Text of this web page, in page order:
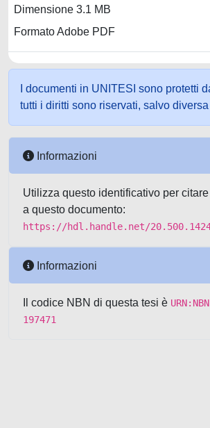
Dimensione 3.1 MB
Formato Adobe PDF
I documenti in UNITESI sono protetti
tutti i diritti sono riservati, salvo
Informazioni
Utilizza questo identificativo per
a questo documento:
https://hdl.handle.net/
Informazioni
Il codice NBN di questa tesi è
197471